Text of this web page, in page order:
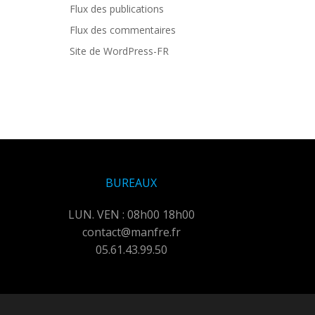
Flux des publications
Flux des commentaires
Site de WordPress-FR
BUREAUX
LUN. VEN : 08h00 18h00
contact@manfre.fr
05.61.43.99.50